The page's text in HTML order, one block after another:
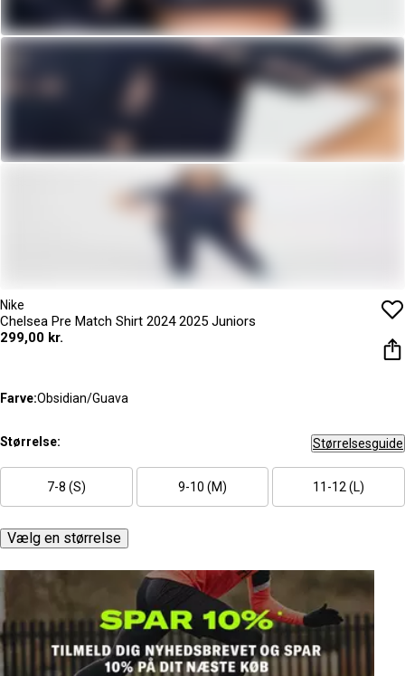
Nike
Chelsea Pre Match Shirt 2024 2025 Juniors
299,00 kr.
Farve:Obsidian/Guava
Størrelse: Størrelsesguide
7-8 (S) 9-10 (M) 11-12 (L)
Vælg en størrelse